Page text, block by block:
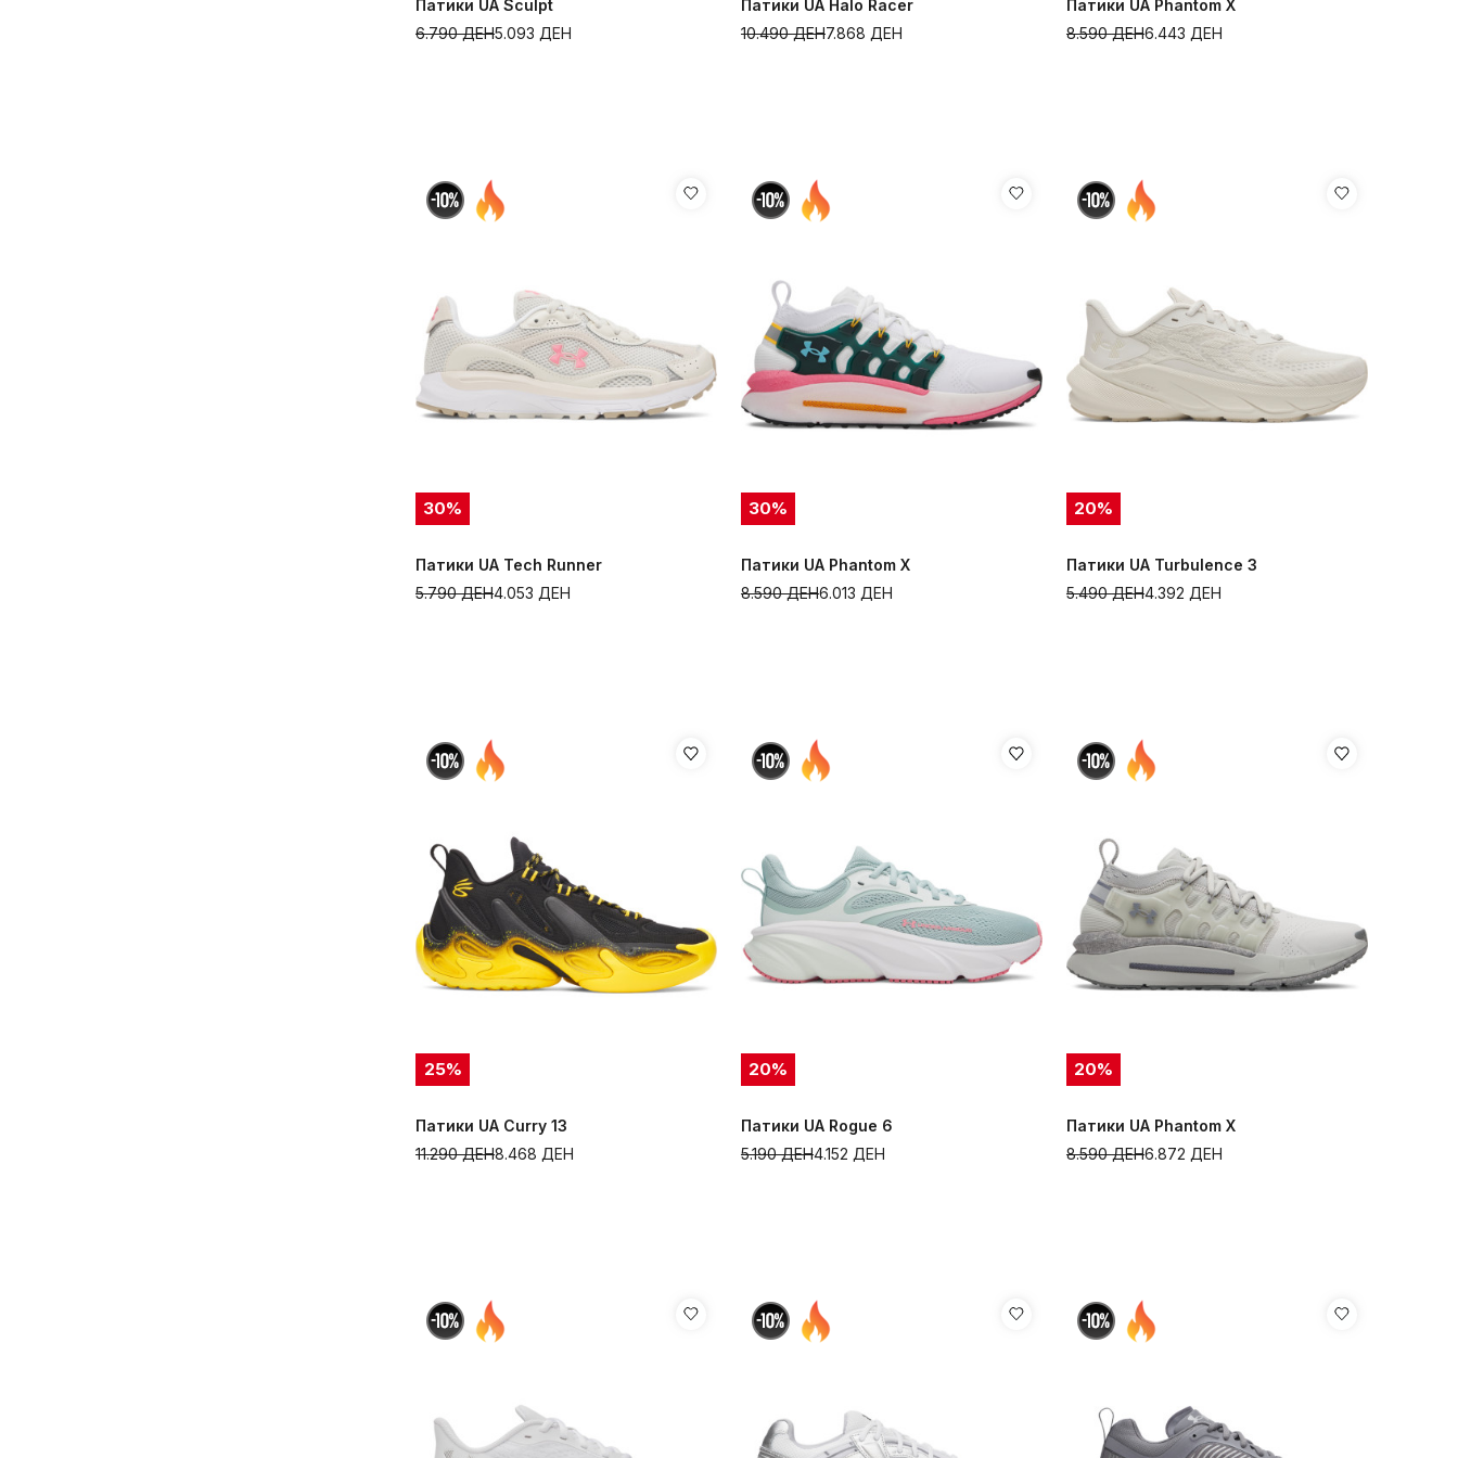
Патики UA Sculpt
5.093 ДЕН
6.790ДЕН
Патики UA Halo Racer
7.868 ДЕН
10.490ДЕН
Патики UA Phantom X
6.443 ДЕН
8.590ДЕН
30%
Патики UA Tech Runner
4.053 ДЕН
5.790ДЕН
30%
Патики UA Phantom X
6.013 ДЕН
8.590ДЕН
20%
Патики UA Turbulence 3
4.392 ДЕН
5.490ДЕН
25%
Патики UA Curry 13
8.468 ДЕН
11.290ДЕН
20%
Патики UA Rogue 6
4.152 ДЕН
5.190ДЕН
20%
Патики UA Phantom X
6.872 ДЕН
8.590ДЕН